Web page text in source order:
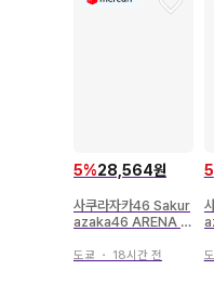
5%28,564원
사쿠라자카46 Sakur
azaka46 ARENA T
t's lonesome?- 모
도쿄 ・ 18시간 전
5